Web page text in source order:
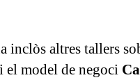
inclòs altres tallers
i el model de negoci